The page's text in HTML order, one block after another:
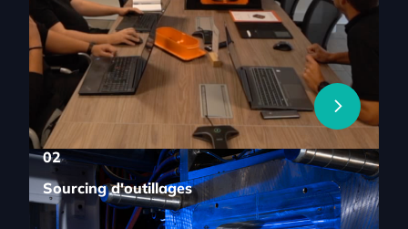
02
Sourcing d'outillages